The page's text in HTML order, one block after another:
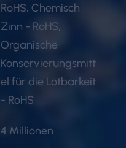
RoHS, Chemisch
Zinn - RoHS,
Organische
Konservierungsmitt
el für die Lötbarkeit
- RoHS
4 Millionen